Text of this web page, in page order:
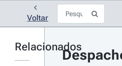
Voltar
Relacionados